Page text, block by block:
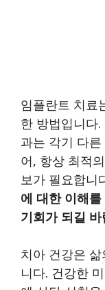
임플란트 치료
한 방법입니다
과는 각기 다
어, 항상 최적
보가 필요합니
에 대한 이해
기회가 되길 바
치아 건강은
니다. 건강한